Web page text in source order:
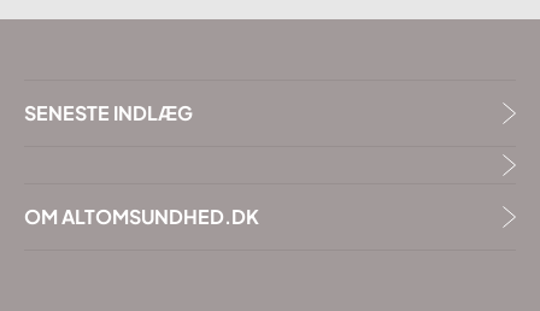
SENESTE INDLÆG
OM ALTOMSUNDHED.DK